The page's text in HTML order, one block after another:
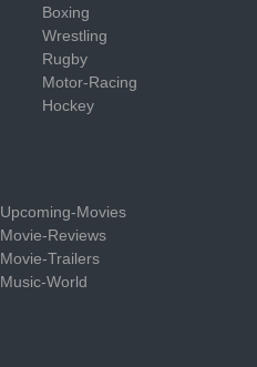
Boxing
Wrestling
Rugby
Motor-Racing
Hockey
Upcoming-Movies
Movie-Reviews
Movie-Trailers
Music-World